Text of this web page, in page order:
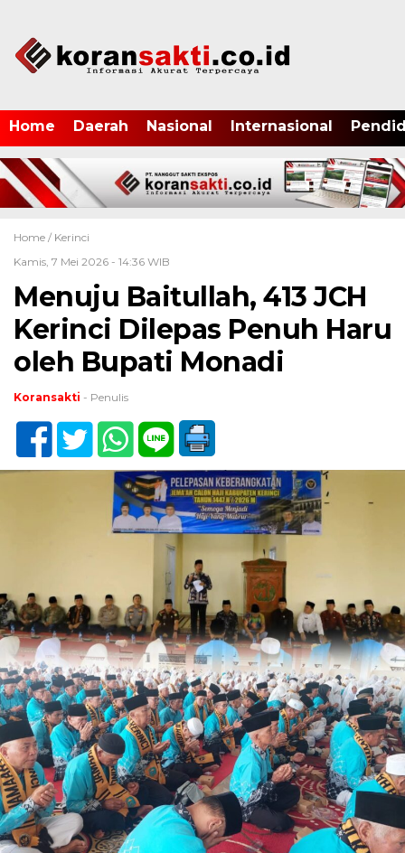
Home Daerah Nasional Internasional
Home / Kerinci
Kamis, 7 Mei 2026 - 14:36 WIB
Menuju Baitullah, 413 JCH
Kerinci Dilepas Penuh Haru
oleh Bupati Monadi
Koransakti - Penulis